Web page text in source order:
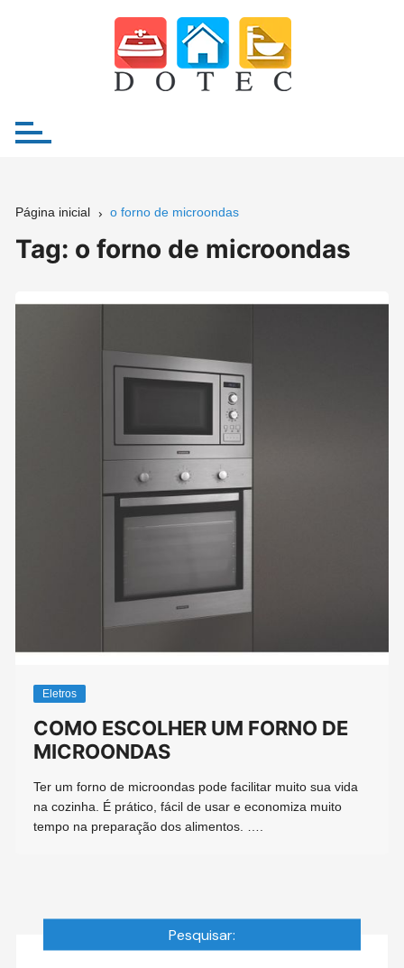
Página inicial o forno de microondas
Tag: o forno de microondas
Eletros
COMO ESCOLHER UM FORNO DE
MICROONDAS
Ter um forno de microondas pode facilitar muito sua vida
na cozinha. É prático, fácil de usar e economiza muito
tempo na preparação dos alimentos. ….
Pesquisar: